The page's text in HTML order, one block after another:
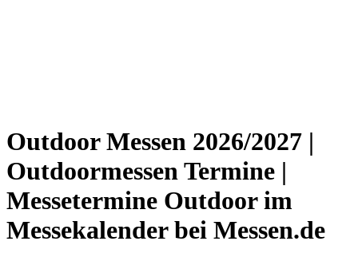
Outdoor Messen 2026/2027 |
Outdoormessen Termine |
Messetermine Outdoor im
Messekalender bei Messen.de